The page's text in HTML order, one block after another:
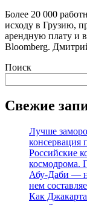
Более 20 000
исходу в Грузию,
арендную плату и
Bloomberg.
Поиск
Свежие
Лучше
консервация
Российские
космодрома.
Абу-Даби —
нем
Как